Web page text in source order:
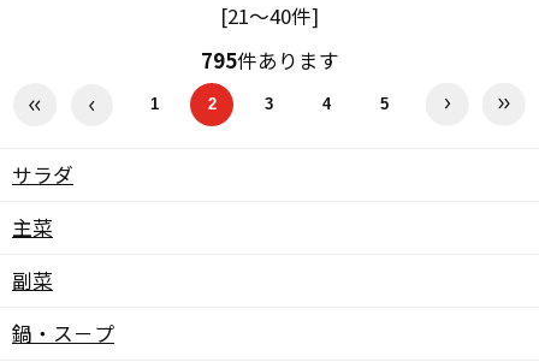
[21～40件]
795件あります
1 2 3 4 5
サラダ
主菜
副菜
鍋・ス－プ